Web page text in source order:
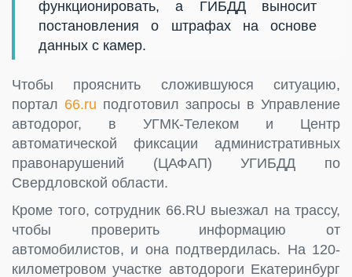
функционировать, а ГИБДД выносит
постановления о штрафах на основе
данных с камер.
Чтобы прояснить сложившуюся ситуацию,
портал 66.ru подготовил запросы в Управление
автодорог, в УГМК-Телеком и Центр
автоматической фиксации административных
правонарушений (ЦАФАП) УГИБДД по
Свердловской области.
Кроме того, сотрудник 66.RU выезжал на трассу,
чтобы проверить информацию от
автомобилистов, и она подтвердилась. На 120-
километровом участке автодороги Екатеринбург